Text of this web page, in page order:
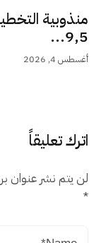
منذوبية
9,5...
أغسطس 4, 2026
اترك تعليقاً
لن يتم نشر عنوان
*